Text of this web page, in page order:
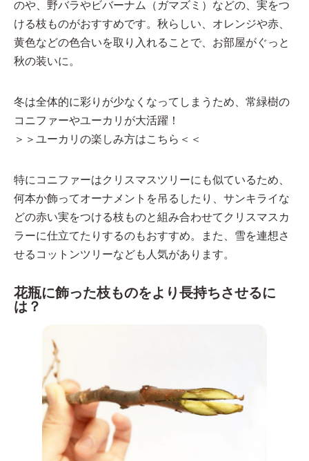
のや、野バラやビバーナム（ガマズミ）などの、実をつ
ける枝ものがおすすめです。秋らしい、オレンジや赤、
黄色などの色合いを取り入れることで、お部屋がぐっと
秋の装いに。
冬は全体的に彩りが少なくなってしまうため、常緑樹の
コニファーやユーカリが大活躍！
＞＞ユーカリの楽しみ方はこちら＜＜
特にコニファーはクリスマスツリーにも似ているため、
何本か飾ってオーナメントを吊るしたり、サンキライな
どの赤い実をつける枝ものと組み合わせてクリスマスカ
ラーに仕立てたりするのもおすすめ。また、雪を連想さ
せるコットンツリーなども人気があります。
花瓶に飾った枝ものをより長持ちさせるに
は？